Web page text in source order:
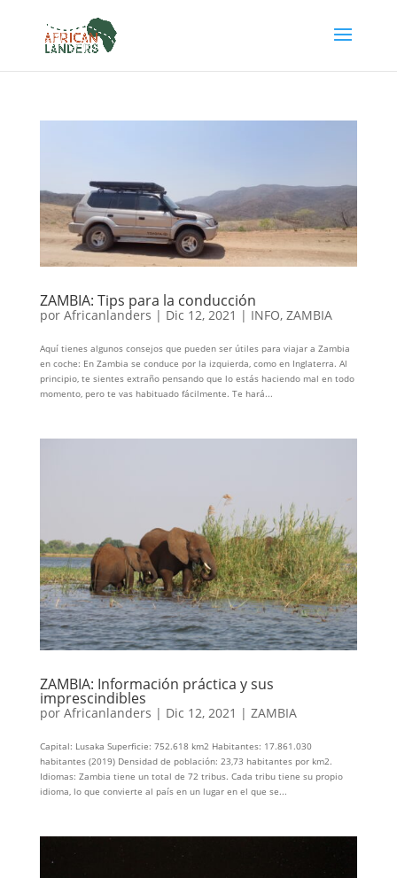
ZAMBIA: Tips para la conducción
por Africanlanders | Dic 12, 2021 | INFO, ZAMBIA
Aquí tienes algunos consejos que pueden ser útiles para viajar a Zambia
en coche: En Zambia se conduce por la izquierda, como en Inglaterra. Al
principio, te sientes extraño pensando que lo estás haciendo mal en todo
momento, pero te vas habituado fácilmente. Te hará...
ZAMBIA: Información práctica y sus
imprescindibles
por Africanlanders | Dic 12, 2021 | ZAMBIA
Capital: Lusaka Superficie: 752.618 km2 Habitantes: 17.861.030
habitantes (2019) Densidad de población: 23,73 habitantes por km2.
Idiomas: Zambia tiene un total de 72 tribus. Cada tribu tiene su propio
idioma, lo que convierte al país en un lugar en el que se...